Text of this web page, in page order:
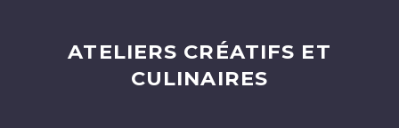
ATELIERS CRÉATIFS ET
CULINAIRES